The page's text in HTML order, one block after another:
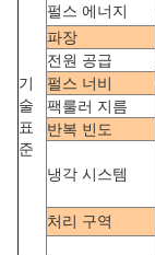
기
술
표
준
펄스 에너지
파장
전원 공급
펄스 너비
팩룰러 지름
반복 빈도
냉각 시스템
처리 구역